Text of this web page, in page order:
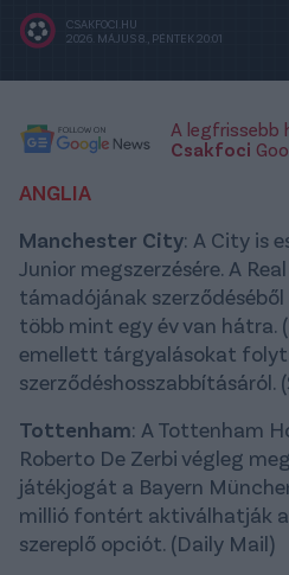
CSAKFOCI.HU
2026. MÁJUS 8., PÉNTEK 20:01
A legfrissebb
Csakfoci
ANGLIA
Manchester City: A City is
Junior megszerzésére. A
támadójának
több mint egy év van hátra.
emellett tárgyalásokat
szerződéshosszabbításáról.
Tottenham: A Tottenham
Roberto De Zerbi végleg
játékjogát a Bayern
millió fontért aktiválhatják a
szereplő opciót. (Daily Mail)